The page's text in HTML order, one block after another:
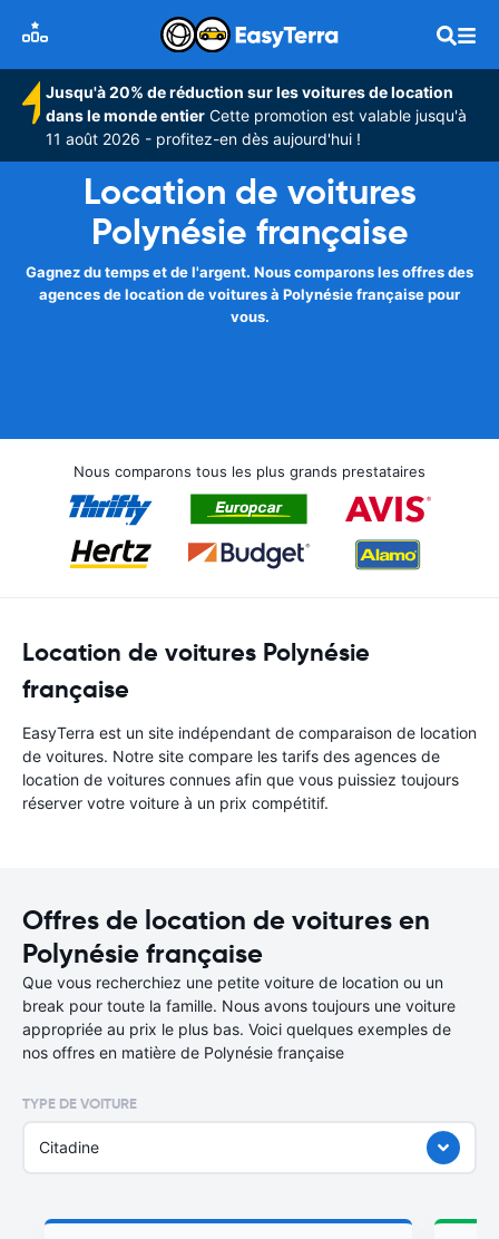
Jusqu'à 20% de réduction sur les voitures de location
dans le monde entier Cette promotion est valable jusqu'à
11 août 2026 - profitez-en dès aujourd'hui !
Location de voitures
Polynésie française
Gagnez du temps et de l'argent. Nous comparons les offres des
agences de location de voitures à Polynésie française pour
vous.
Nous comparons tous les plus grands prestataires
Location de voitures Polynésie
française
EasyTerra est un site indépendant de comparaison de location
de voitures. Notre site compare les tarifs des agences de
location de voitures connues afin que vous puissiez toujours
réserver votre voiture à un prix compétitif.
Offres de location de voitures en
Polynésie française
Que vous recherchiez une petite voiture de location ou un
break pour toute la famille. Nous avons toujours une voiture
appropriée au prix le plus bas. Voici quelques exemples de
nos offres en matière de Polynésie française
TYPE DE VOITURE
Citadine